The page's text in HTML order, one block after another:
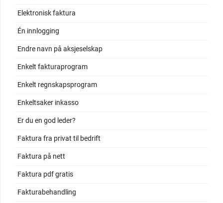
Elektronisk faktura
Én innlogging
Endre navn på aksjeselskap
Enkelt fakturaprogram
Enkelt regnskapsprogram
Enkeltsaker inkasso
Er du en god leder?
Faktura fra privat til bedrift
Faktura på nett
Faktura pdf gratis
Fakturabehandling